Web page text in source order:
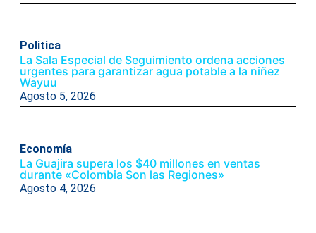
Politica
La Sala Especial de Seguimiento ordena acciones
urgentes para garantizar agua potable a la niñez
Wayuu
Agosto 5, 2026
Economía
La Guajira supera los $40 millones en ventas
durante «Colombia Son las Regiones»
Agosto 4, 2026